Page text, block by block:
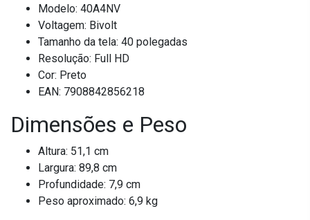
Modelo: 40A4NV
Voltagem: Bivolt
Tamanho da tela: 40 polegadas
Resolução: Full HD
Cor: Preto
EAN: 7908842856218
Dimensões e Peso
Altura: 51,1 cm
Largura: 89,8 cm
Profundidade: 7,9 cm
Peso aproximado: 6,9 kg